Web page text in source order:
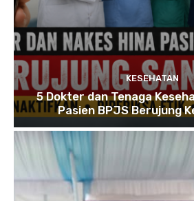
KESEHATAN
5 Dokter dan Tenaga
Pasien BPJS Berujung